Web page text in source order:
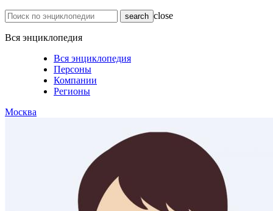
close
Вся энциклопедия
Вся энциклопедия
Персоны
Компании
Регионы
Москва